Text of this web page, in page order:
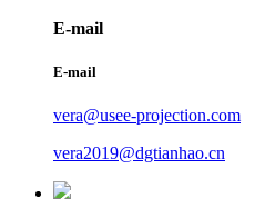
E-mail
E-mail
vera@usee-projection.com
vera2019@dgtianhao.cn